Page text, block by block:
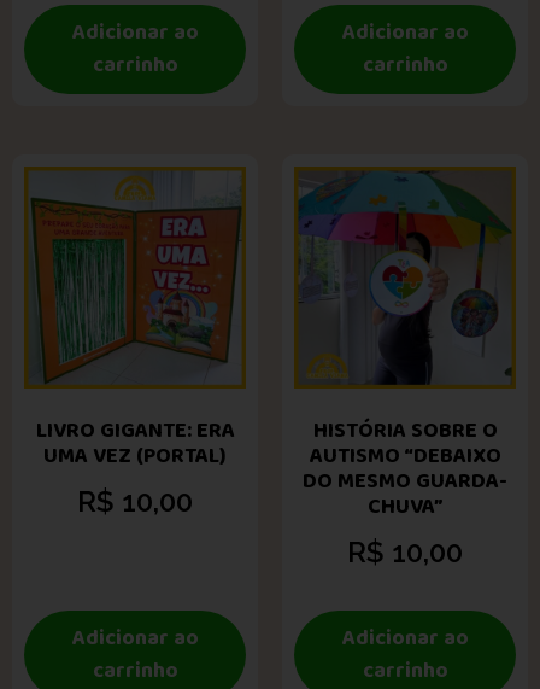
Adicionar ao
carrinho
Adicionar ao
carrinho
LIVRO GIGANTE: ERA
UMA VEZ (PORTAL)
R$ 10,00
Adicionar ao
carrinho
HISTÓRIA SOBRE O
AUTISMO “DEBAIXO
DO MESMO GUARDA-
CHUVA”
R$ 10,00
Adicionar ao
carrinho